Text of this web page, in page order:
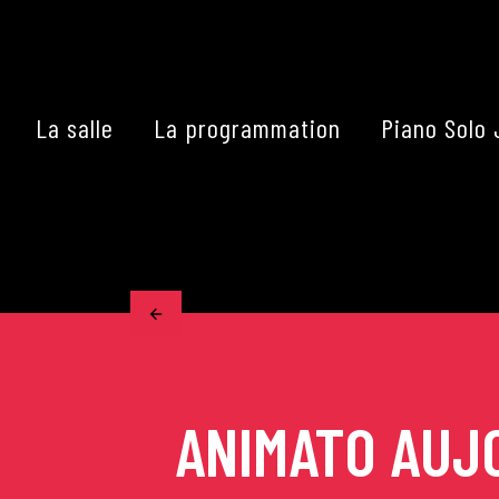
Les grands concerts
Les Rencontres
La salle La programmation Piano Solo
ANIMATO